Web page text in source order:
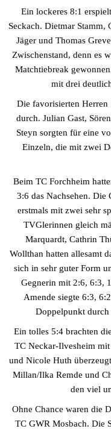
Ein lockeres 8:1
Seckach. Dietmar
Jäger und Thomas
Zwischenstand, denn es
Matchtiebreak
mit drei
Die favorisierten Herren
durch. Julian Gast,
Steyn sorgten für eine
Einzeln, die mit zwei
Beim TC Forchheim
3:6 das Nachsehen. Die
erstmals mit zwei sehr
TVGlerinnen gleich
Marquardt, Cathrin
Wollthan hatten allesamt
sich in sehr guter Form
Gegnerin mit 2:6, 6:3,
Amende siegte 6:3,
Doppelpunkt
Ein tolles 5:4 brachten
TC Neckar-Ilvesheim
und Nicole Huth
Millan/Ilka Remde und
den viel
Ohne Chance waren die
TC GWR Mosbach. Die